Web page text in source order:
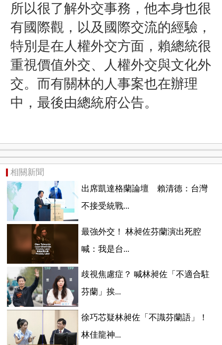
所以很了解外交事務，他本身也很
有國際觀，以及國際交流的經驗，
特別是在人權外交方面，賴總統很
重視價值外交、人權外交與文化外
交。而有關林的人事案也在辦理
中，最後由總統府公告。
相關新聞
出席凱達格蘭論壇 賴清德：台灣
不接受統戰...
最強外交！ 林昶佐芬蘭演出死腔
喊：我是台...
歧視焦慮症？ 喊林昶佐「不適合駐
芬蘭」挨...
徐巧芯疑林昶佐「不識芬蘭語」！
林佳龍神...